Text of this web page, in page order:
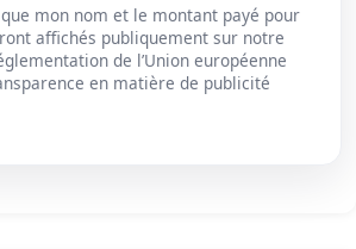
mon nom et le montant payé pour
affichés publiquement sur notre
de l’Union européenne
en matière de publicité